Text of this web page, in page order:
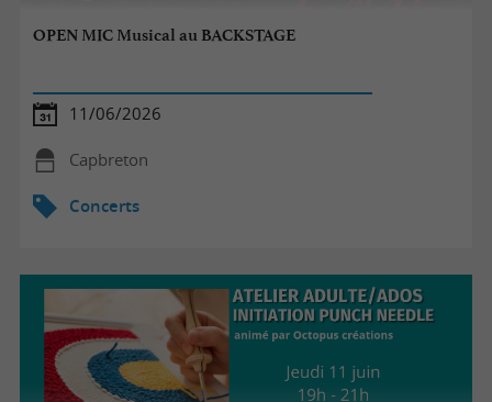
OPEN MIC Musical au BACKSTAGE
11/06/2026
Capbreton
Concerts